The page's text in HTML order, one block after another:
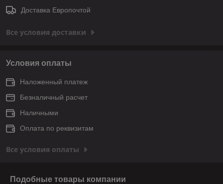
Доставка Европочтой
Все условия доставки
Условия оплаты
Наложенный платеж
Безналичный расчет
Наличными
Оплата по реквизитам
Все условия оплаты
Подобные товары компании